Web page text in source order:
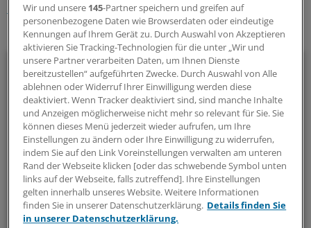
Krankenkassen Versorgungsforschung
Ihr Newsletter zum Thema
Politik & Debatte
Mit diesem Newsletter blicken Sie hinter das tägliche
Geschehen in der Gesundheitspolitik. Mit Analysen,
Hintergründen und einem Blick auf Themen, die die Agenda
bestimmen.
14-tägig, donnerstags
Zum Abonnieren bitte anmelden
Wir und unsere 145-Partner speichern und greifen auf
personenbezogene Daten wie Browserdaten oder eindeutige
Kennungen auf Ihrem Gerät zu. Durch Auswahl von Akzeptieren
aktivieren Sie Tracking-Technologien für die unter „Wir und
unsere Partner verarbeiten Daten, um Ihnen Dienste
bereitzustellen“ aufgeführten Zwecke. Durch Auswahl von Alle
ablehnen oder Widerruf Ihrer Einwilligung werden diese
deaktiviert. Wenn Tracker deaktiviert sind, sind manche Inhalte
und Anzeigen möglicherweise nicht mehr so relevant für Sie. Sie
können dieses Menü jederzeit wieder aufrufen, um Ihre
Einstellungen zu ändern oder Ihre Einwilligung zu widerrufen,
indem Sie auf den Link Voreinstellungen verwalten am unteren
Rand der Webseite klicken [oder das schwebende Symbol unten
links auf der Webseite, falls zutreffend]. Ihre Einstellungen
gelten innerhalb unseres Website. Weitere Informationen
finden Sie in unserer Datenschutzerklärung. Details finden Sie
in unserer Datenschutzerklärung.